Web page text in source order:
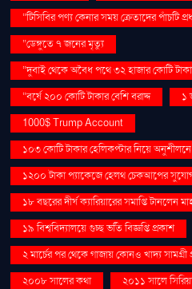
“টিসিবির পণ্য কেনার সময় ক্রেতাদের পাঁচটি
“ডেঙ্গুতে ৭ জনের মৃত্যু
“দুবাই থেকে অবৈধ পথে ৩২ হাজার কোটি
“বর্ষে ২০০ কোটি টাকার বেশি বরাদ্দ
১
1000$ Trump Account
১০৩ কোটি টাকার হেলিকপ্টার নিয়ে
১২০০ টাকা প্যাকেজে হেলথ চেকআপের
১৮ বছরের দীর্ঘ ক্যারিয়ারের সমাপ্তি টানলেন
১৯ বিশ্ববিদ্যালয়ে গুচ্ছ ভর্তি বিজ্ঞপ্তি প্রকাশ
২ মার্চের পর থেকে গাজায় কোনও খাদ্য
২০০৮ সালের কথা
২০১১ সালে